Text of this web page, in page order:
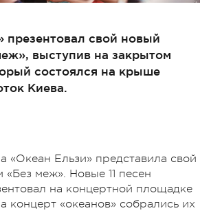
презентовал свой новый
выступив на закрытом
состоялся на крыше
Киева.
«Океан Ельзи» представила свой
«Без меж». Новые 11 песен
на концертной площадке
концерт «океанов» собрались их